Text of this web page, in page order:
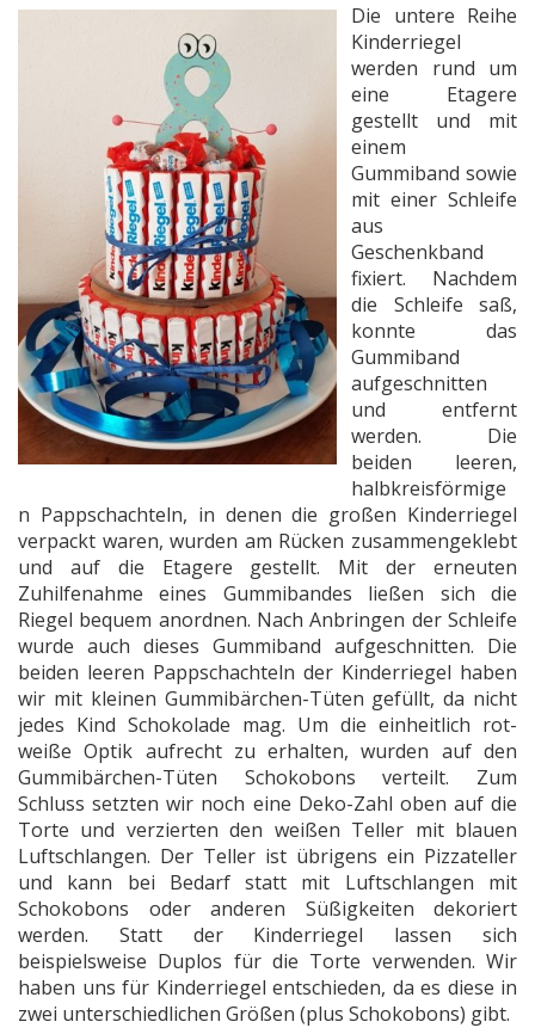
Die untere Reihe
Kinderriegel
werden rund um
eine Etagere
gestellt und mit
einem
Gummiband sowie
mit einer Schleife
aus
Geschenkband
fixiert. Nachdem
die Schleife saß,
konnte das
Gummiband
aufgeschnitten
und entfernt
werden. Die
beiden leeren,
halbkreisförmige
n Pappschachteln, in denen die großen Kinderriegel
verpackt waren, wurden am Rücken zusammengeklebt
und auf die Etagere gestellt. Mit der erneuten
Zuhilfenahme eines Gummibandes ließen sich die
Riegel bequem anordnen. Nach Anbringen der Schleife
wurde auch dieses Gummiband aufgeschnitten. Die
beiden leeren Pappschachteln der Kinderriegel haben
wir mit kleinen Gummibärchen-Tüten gefüllt, da nicht
jedes Kind Schokolade mag. Um die einheitlich rot-
weiße Optik aufrecht zu erhalten, wurden auf den
Gummibärchen-Tüten Schokobons verteilt. Zum
Schluss setzten wir noch eine Deko-Zahl oben auf die
Torte und verzierten den weißen Teller mit blauen
Luftschlangen. Der Teller ist übrigens ein Pizzateller
und kann bei Bedarf statt mit Luftschlangen mit
Schokobons oder anderen Süßigkeiten dekoriert
werden. Statt der Kinderriegel lassen sich
beispielsweise Duplos für die Torte verwenden. Wir
haben uns für Kinderriegel entschieden, da es diese in
zwei unterschiedlichen Größen (plus Schokobons) gibt.